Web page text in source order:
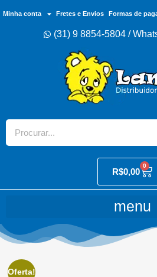
Minha conta Fretes e Envios Formas de
(31) 9 8854-5804 /
R$0,00
0
Oferta!